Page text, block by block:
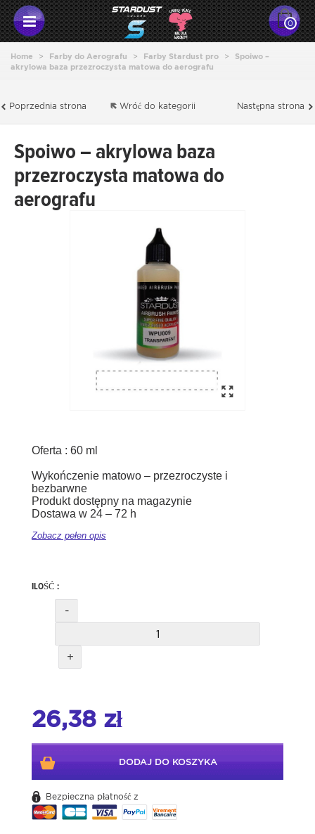
0
Home > Farby do Aerografu > Farby Stardust pro >
Spoiwo –
akrylowa baza przezroczysta matowa do aerografu
Poprzednia strona Następna strona
Wróć do kategorii
Spoiwo – akrylowa baza
przezroczysta matowa do
aerografu
Oferta : 60 ml
Wykończenie matowo – przezroczyste i
bezbarwne
Produkt dostępny na magazynie
Dostawa w 24 – 72 h
Zobacz pełen opis
ILOŚĆ :
-
+
26,38 zł
DODAJ DO KOSZYKA
Bezpieczna płatność z